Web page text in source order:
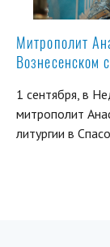
Митрополит
Вознесенском
1 сентября, в
митрополит
литургии в